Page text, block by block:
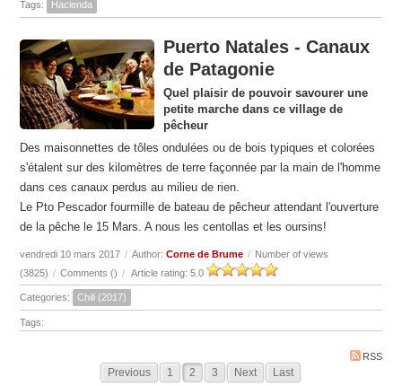
Tags: Hacienda
Puerto Natales - Canaux
de Patagonie
Quel plaisir de pouvoir savourer une
petite marche dans ce village de
pêcheur
Des maisonnettes de tôles ondulées ou de bois typiques et colorées
s'étalent sur des kilomètres de terre façonnée par la main de l'homme
dans ces canaux perdus au milieu de rien.
Le Pto Pescador fourmille de bateau de pêcheur attendant l'ouverture
de la pêche le 15 Mars. A nous les centollas et les oursins!
vendredi 10 mars 2017 / Author:Corne de Brume / Number of views
(3825) / Comments () / Article rating: 5.0
Categories: Chili (2017)
Tags:
RSS
Previous 1 2 3 Next Last